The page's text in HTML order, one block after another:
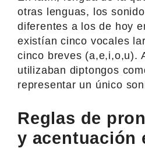
otras lenguas, los
diferentes a los de hoy
existían cinco vocales
cinco breves (a,e,i,o,u).
utilizaban diptongos
representar un único
Reglas de
y acentuación